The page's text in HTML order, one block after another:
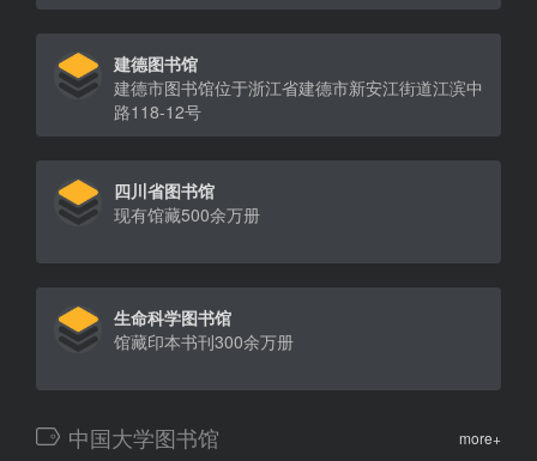
建德图书馆
建德市图书馆位于浙江省建德市新安江街道江滨中
路118-12号
四川省图书馆
现有馆藏500余万册
生命科学图书馆
馆藏印本书刊300余万册
中国大学图书馆 more+